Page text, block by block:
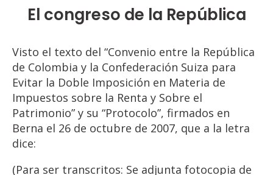
El congreso de la República
Visto el texto del “Convenio entre la República
de Colombia y la Confederación Suiza para
Evitar la Doble Imposición en Materia de
Impuestos sobre la Renta y Sobre el
Patrimonio” y su “Protocolo”, firmados en
Berna el 26 de octubre de 2007, que a la letra
dice:
(Para ser transcritos: Se adjunta fotocopia de